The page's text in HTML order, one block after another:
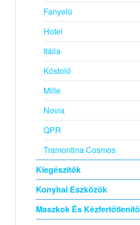
Fanyelü
Hotel
Itália
Kóstoló
Mille
Novia
QPR
Tramontina Cosmos
Kiegészitők
Konyhai Eszközök
Maszkok És Kézfertőtlenitő